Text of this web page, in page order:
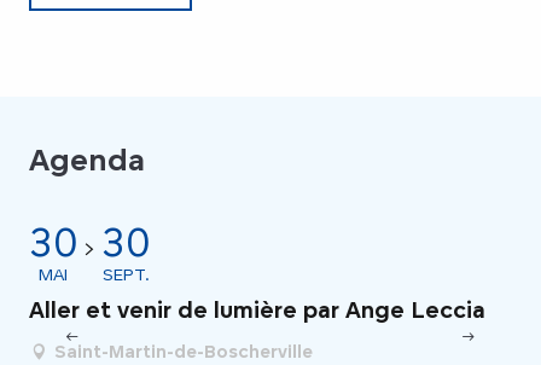
Agenda
30
MAI
30
SEPT.
Aller et venir de lumière par Ange Leccia
Saint-Martin-de-Boscherville